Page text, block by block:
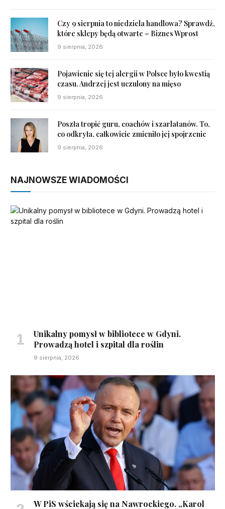
Czy 9 sierpnia to niedziela handlowa? Sprawdź,
które sklepy będą otwarte – Biznes Wprost
9 sierpnia, 2026
Pojawienie się tej alergii w Polsce było kwestią
czasu. Andrzej jest uczulony na mięso
9 sierpnia, 2026
Poszła tropić guru, coachów i szarlatanów. To,
co odkryła, całkowicie zmieniło jej spojrzenie
9 sierpnia, 2026
NAJNOWSZE WIADOMOŚCI
Unikalny pomysł w bibliotece w Gdyni.
Prowadzą hotel i szpital dla roślin
9 sierpnia, 2026
W PiS wściekają się na Nawrockiego. „Karol